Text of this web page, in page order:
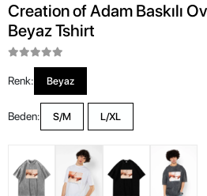
Creation of Adam Baskılı
Beyaz Tshirt
Renk: Beyaz
Beden: S/M L/XL